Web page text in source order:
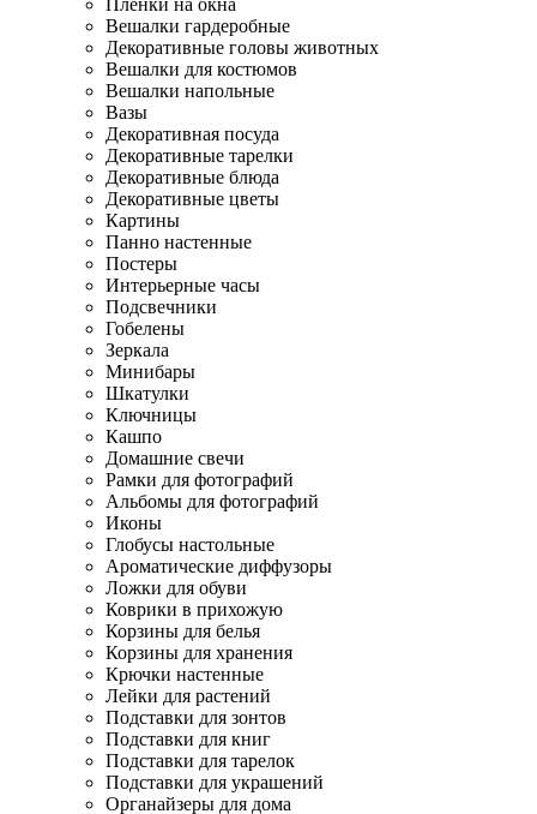
Пленки на окна
Вешалки гардеробные
Декоративные головы животных
Вешалки для костюмов
Вешалки напольные
Вазы
Декоративная посуда
Декоративные тарелки
Декоративные блюда
Декоративные цветы
Картины
Панно настенные
Постеры
Интерьерные часы
Подсвечники
Гобелены
Зеркала
Минибары
Шкатулки
Ключницы
Кашпо
Домашние свечи
Рамки для фотографий
Альбомы для фотографий
Иконы
Глобусы настольные
Ароматические диффузоры
Ложки для обуви
Коврики в прихожую
Корзины для белья
Корзины для хранения
Крючки настенные
Лейки для растений
Подставки для зонтов
Подставки для книг
Подставки для тарелок
Подставки для украшений
Органайзеры для дома